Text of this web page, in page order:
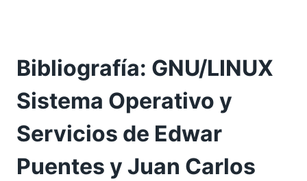
Bibliografía: GNU/LINUX
Sistema Operativo y
Servicios de Edwar
Puentes y Juan Carlos